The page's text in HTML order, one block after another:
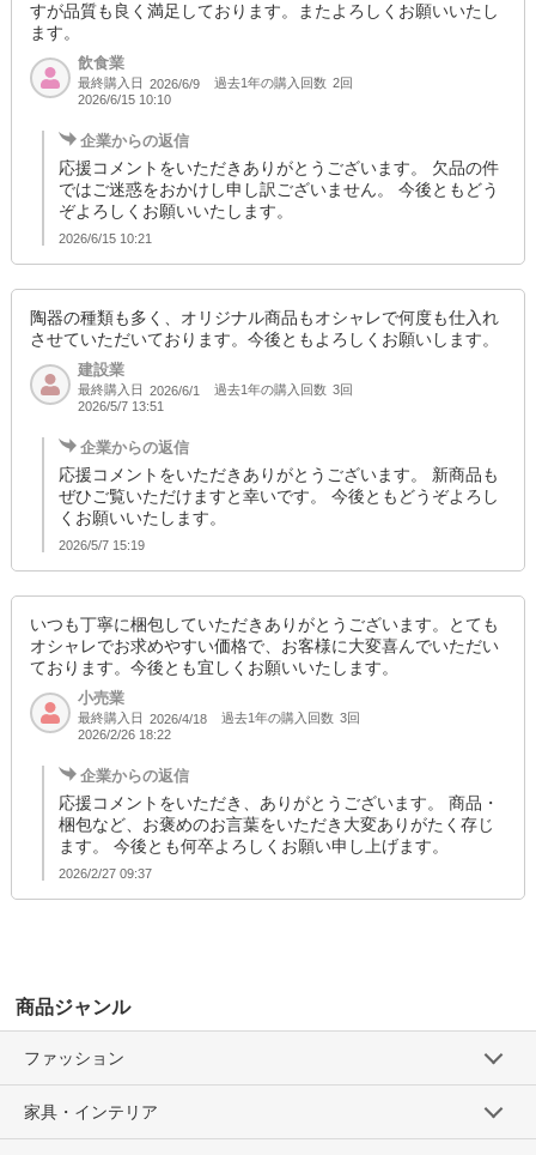
すが品質も良く満足しております。またよろしくお願いいたし
ます。
飲食業
最終購入日 2026/6/9 過去1年の購入回数 2回
2026/6/15 10:10
企業からの返信
応援コメントをいただきありがとうございます。 欠品の件
ではご迷惑をおかけし申し訳ございません。 今後ともどう
ぞよろしくお願いいたします。
2026/6/15 10:21
陶器の種類も多く、オリジナル商品もオシャレで何度も仕入れ
させていただいております。今後ともよろしくお願いします。
建設業
最終購入日 2026/6/1 過去1年の購入回数 3回
2026/5/7 13:51
企業からの返信
応援コメントをいただきありがとうございます。 新商品も
ぜひご覧いただけますと幸いです。 今後ともどうぞよろし
くお願いいたします。
2026/5/7 15:19
いつも丁寧に梱包していただきありがとうございます。とても
オシャレでお求めやすい価格で、お客様に大変喜んでいただい
ております。今後とも宜しくお願いいたします。
小売業
最終購入日 2026/4/18 過去1年の購入回数 3回
2026/2/26 18:22
企業からの返信
応援コメントをいただき、ありがとうございます。 商品・
梱包など、お褒めのお言葉をいただき大変ありがたく存じ
ます。 今後とも何卒よろしくお願い申し上げます。
2026/2/27 09:37
商品ジャンル
ファッション
家具・インテリア